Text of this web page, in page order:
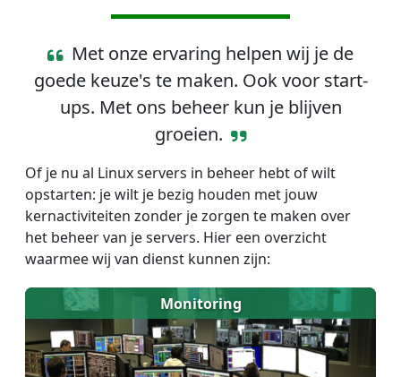
Met onze ervaring helpen wij je de
goede keuze's te maken. Ook voor start-
ups. Met ons beheer kun je blijven
groeien.
Of je nu al Linux servers in beheer hebt of wilt
opstarten: je wilt je bezig houden met jouw
kernactiviteiten zonder je zorgen te maken over
het beheer van je servers. Hier een overzicht
waarmee wij van dienst kunnen zijn:
Monitoring